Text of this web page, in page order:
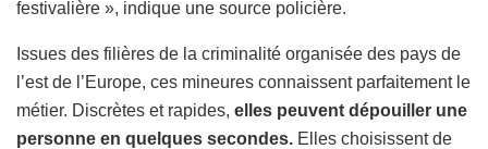
festivalière », indique une source policière.
Issues des filières de la criminalité organisée des pays de
l’est de l’Europe, ces mineures connaissent parfaitement le
métier. Discrètes et rapides, elles peuvent dépouiller une
personne en quelques secondes. Elles choisissent de